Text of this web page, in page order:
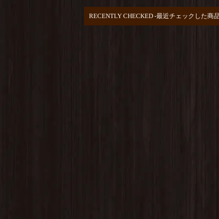
RECENTLY CHECKED -最近チェックした商